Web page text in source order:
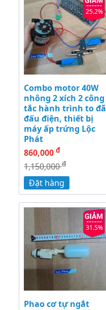
25.2%
Combo motor 40W
nhông 2 xích 2 công
tắc hành trình to đã
đấu điện, thiết bị
máy ấp trứng Lộc
Phát
860,000 đ
1,150,000đ
Đặt hàng
31.5%
Phao cơ tự ngắt